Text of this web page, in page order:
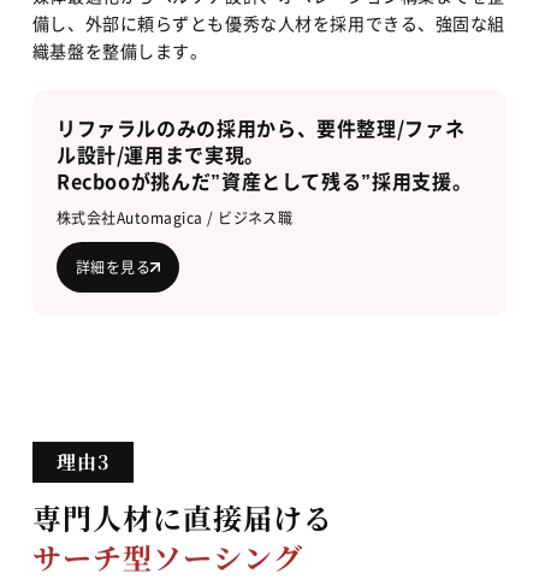
備し、外部に頼らずとも優秀な人材を採用できる、強固な組
織基盤を整備します。
リファラルのみの採用から、要件整理/ファネ
ル設計/運用まで実現。
Recbooが挑んだ”資産として残る”採用支援。
株式会社Automagica / ビジネス職
詳細を見る
専門人材に直接届ける
サーチ型ソーシング